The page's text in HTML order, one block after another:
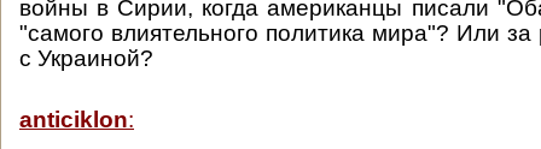
войны в Сирии, когда американцы писали
"самого влиятельного политика мира"? Или
с Украиной?
anticiklon: